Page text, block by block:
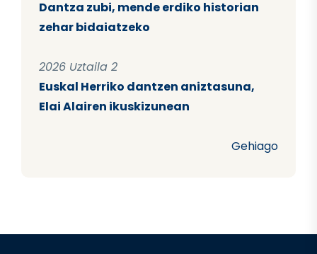
Dantza zubi, mende erdiko historian
zehar bidaiatzeko
2026 Uztaila 2
Euskal Herriko dantzen aniztasuna,
Elai Alairen ikuskizunean
Gehiago